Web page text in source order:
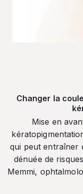
Changer la
Mise en
qui peut entraîner
dénuée de
Memmi,